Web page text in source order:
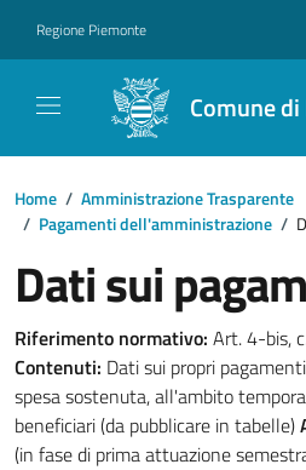
Regione Piemonte
Comune
Home / Amministrazione Trasparente
/ Pagamenti dell'amministrazione /
Dati sui
Riferimento normativo: Art. 4-bis,
Contenuti: Dati sui propri
spesa sostenuta, all'ambito
beneficiari (da pubblicare in tabelle)
(in fase di prima attuazione